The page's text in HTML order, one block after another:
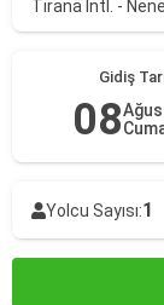
Gidiş
08
Yolcu Sayısı:1